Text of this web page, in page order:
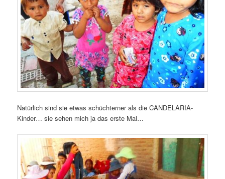
Natürlich sind sie etwas schüchterner als die CANDELARIA-
Kinder… sie sehen mich ja das erste Mal…